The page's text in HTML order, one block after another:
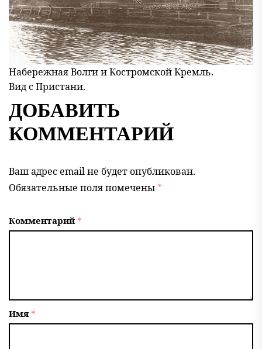
Набережная Волги и Костромской Кремль.
Вид с Пристани.
ДОБАВИТЬ
КОММЕНТАРИЙ
Ваш адрес email не будет опубликован.
Обязательные поля помечены *
Комментарий*
Имя *